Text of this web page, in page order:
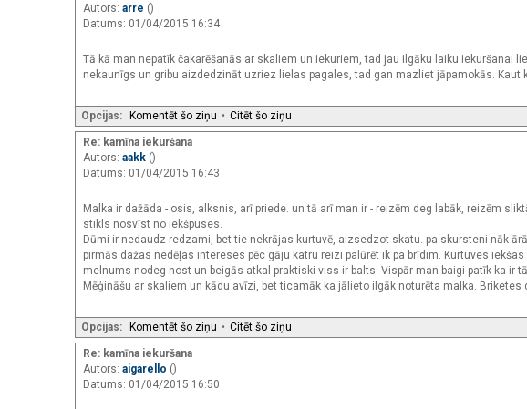
Autors: arre ()
Datums: 01/04/2015 16:34
Tā kā man nepatīk čakarēšanās ar skaliem un iekuriem, tad jau ilgāku laiku iekuršanai
nekaunīgs un gribu aizdedzināt uzriez lielas pagales, tad gan mazliet jāpamokās. Kaut
Opcijas: Komentēt šo ziņu • Citēt šo ziņu
Re: kamīna iekuršana
Autors: aakk ()
Datums: 01/04/2015 16:43
Malka ir dažāda - osis, alksnis, arī priede. un tā arī man ir - reizēm deg labāk, reizēm
stikls nosvīst no iekšpuses.
Dūmi ir nedaudz redzami, bet tie nekrājas kurtuvē, aizsedzot skatu. pa skursteni nāk
pirmās dažas nedēļas intereses pēc gāju katru reizi palūrēt ik pa brīdim. Kurtuves
melnums nodeg nost un beigās atkal praktiski viss ir balts. Vispār man baigi patīk ka ir
Mēģināšu ar skaliem un kādu avīzi, bet ticamāk ka jālieto ilgāk noturēta malka.
Opcijas: Komentēt šo ziņu • Citēt šo ziņu
Re: kamīna iekuršana
Autors: aigarello ()
Datums: 01/04/2015 16:50